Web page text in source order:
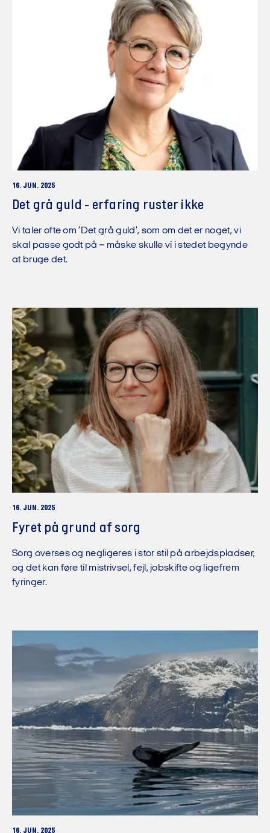
16. JUN. 2025
Det grå guld - erfaring ruster ikke
Vi taler ofte om ’Det grå guld’, som om det er noget, vi
skal passe godt på – måske skulle vi i stedet begynde
at bruge det.
16. JUN. 2025
Fyret på grund af sorg
Sorg overses og negligeres i stor stil på arbejdspladser,
og det kan føre til mistrivsel, fejl, jobskifte og ligefrem
fyringer.
16. JUN. 2025